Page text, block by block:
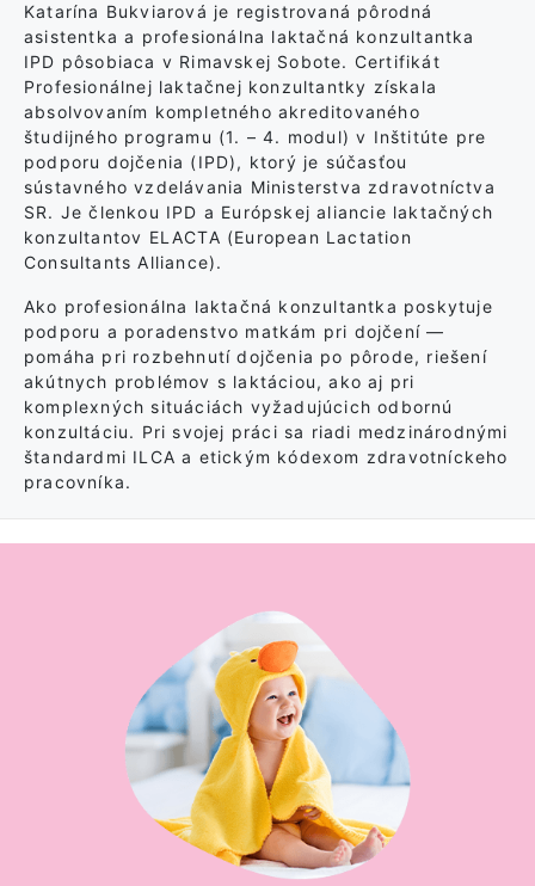
Katarína Bukviarová je registrovaná pôrodná
asistentka a profesionálna laktačná konzultantka
IPD pôsobiaca v Rimavskej Sobote. Certifikát
Profesionálnej laktačnej konzultantky získala
absolvovaním kompletného akreditovaného
študijného programu (1. – 4. modul) v Inštitúte pre
podporu dojčenia (IPD), ktorý je súčasťou
sústavného vzdelávania Ministerstva zdravotníctva
SR. Je členkou IPD a Európskej aliancie laktačných
konzultantov ELACTA (European Lactation
Consultants Alliance).
Ako profesionálna laktačná konzultantka poskytuje
podporu a poradenstvo matkám pri dojčení —
pomáha pri rozbehnutí dojčenia po pôrode, riešení
akútnych problémov s laktáciou, ako aj pri
komplexných situáciách vyžadujúcich odbornú
konzultáciu. Pri svojej práci sa riadi medzinárodnými
štandardmi ILCA a etickým kódexom zdravotníckeho
pracovníka.